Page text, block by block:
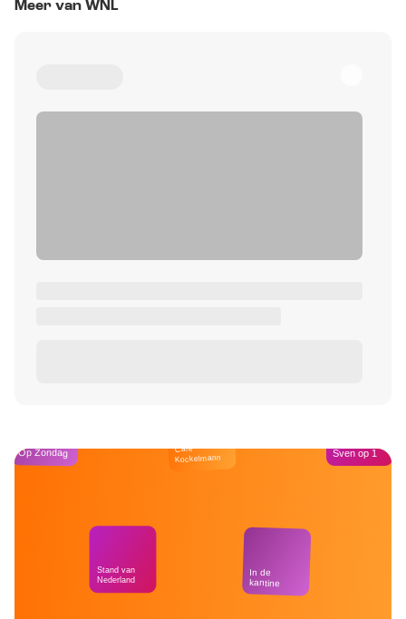
Meer van WNL
Op Zondag
Stand van
Nederland
Café
Kockelmann
In de
kantine
Sven op 1